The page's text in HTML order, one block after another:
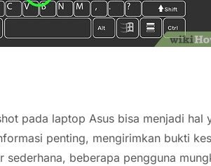
pada laptop Asus bisa menjadi
penting, mengirimkan bukti
sederhana, beberapa pengguna